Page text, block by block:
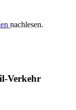
nachlesen.
Verkehr